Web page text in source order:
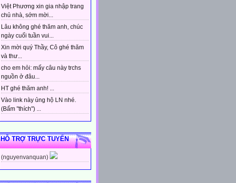
Việt Phương xin gia nhập trang
chủ nhà, sớm mời...
Lâu không ghé thăm anh, chúc
ngày cuối tuần vui...
Xin mời quý Thầy, Cô ghé thăm
và thư...
cho em hỏi: mấy câu này trchs
nguồn ở đâu...
HT ghé thăm anh! ...
Vào link này ủng hộ LN nhé.
(Bấm "thích") ...
HỖ TRỢ TRỰC TUYẾN
(nguyenvanquan)